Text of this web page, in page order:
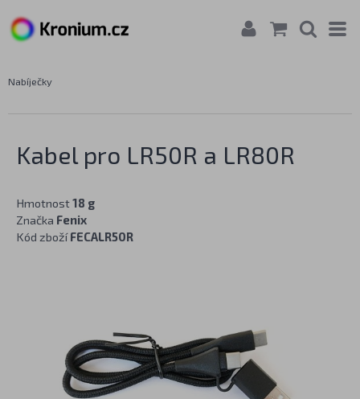
Nabíječky
Kabel pro LR50R a LR80R
Hmotnost18 g
Značka Fenix
Kód zbožíFECALR50R